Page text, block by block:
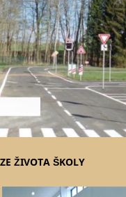
ZE ŽIVOTA ŠKOLY